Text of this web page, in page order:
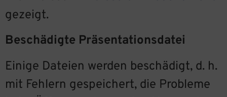
gezeigt.
Beschädigte Präsentationsdatei
Einige Dateien werden beschädigt, d. h.
mit Fehlern gespeichert, die Probleme